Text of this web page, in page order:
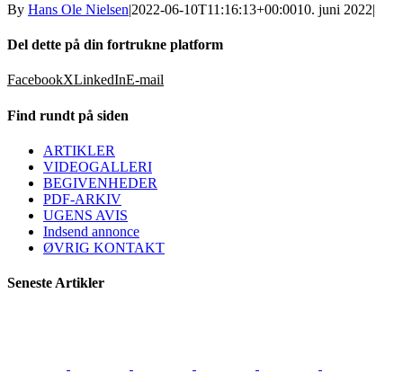
By Hans Ole Nielsen|2022-06-10T11:16:13+00:0010. juni 2022|
Del dette på din fortrukne platform
FacebookXLinkedInE-mail
Find rundt på siden
ARTIKLER
VIDEOGALLERI
BEGIVENHEDER
PDF-ARKIV
UGENS AVIS
Indsend annonce
ØVRIG KONTAKT
Seneste Artikler